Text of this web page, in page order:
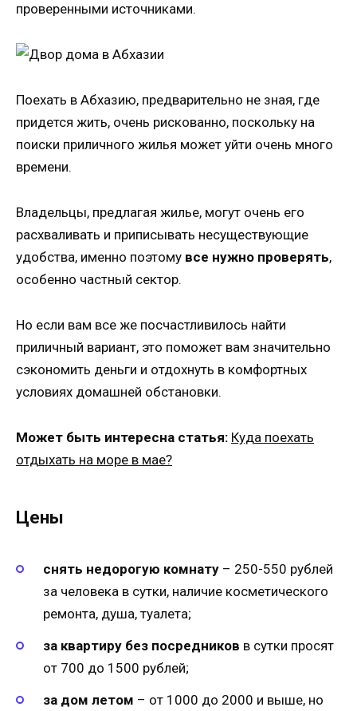
проверенными источниками.
Поехать в Абхазию, предварительно не зная, где
придется жить, очень рискованно, поскольку на
поиски приличного жилья может уйти очень много
времени.
Владельцы, предлагая жилье, могут очень его
расхваливать и приписывать несуществующие
удобства, именно поэтому все нужно проверять,
особенно частный сектор.
Но если вам все же посчастливилось найти
приличный вариант, это поможет вам значительно
сэкономить деньги и отдохнуть в комфортных
условиях домашней обстановки.
Может быть интересна статья: Куда поехать
отдыхать на море в мае?
Цены
снять недорогую комнату – 250-550 рублей
за человека в сутки, наличие косметического
ремонта, душа, туалета;
за квартиру без посредников в сутки просят
от 700 до 1500 рублей;
за дом летом – от 1000 до 2000 и выше, но